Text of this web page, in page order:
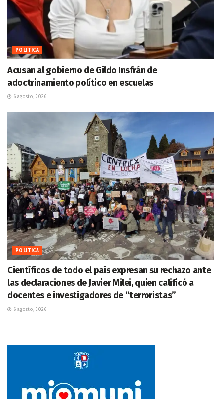
POLITICA
Acusan al gobierno de Gildo Insfrán de
adoctrinamiento político en escuelas
6 agosto, 2026
POLITICA
Científicos de todo el país expresan su rechazo ante
las declaraciones de Javier Milei, quien calificó a
docentes e investigadores de “terroristas”
6 agosto, 2026